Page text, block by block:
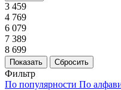
3 459
4 769
6 079
7 389
8 699
Показать Сбросить
Фильтр
По популярности По